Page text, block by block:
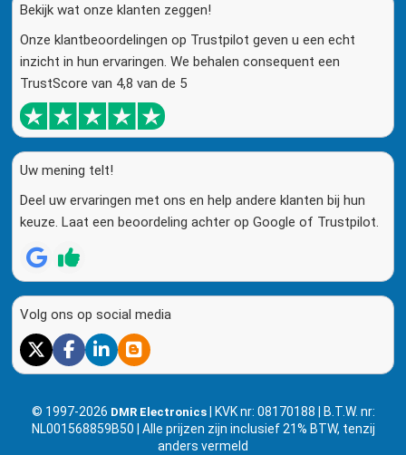
© 1997-2026 DMR Electronics
| KVK nr: 08170188 | B.T.W. nr:
NL001568859B50 | Alle prijzen zijn inclusief 21% BTW, tenzij
anders vermeld
Bekijk wat onze klanten zeggen!
Onze klantbeoordelingen op Trustpilot geven u een echt
inzicht in hun ervaringen. We behalen consequent een
TrustScore van 4,8 van de 5
Uw mening telt!
Deel uw ervaringen met ons en help andere klanten bij hun
keuze. Laat een beoordeling achter op Google of Trustpilot.
Volg ons op social media